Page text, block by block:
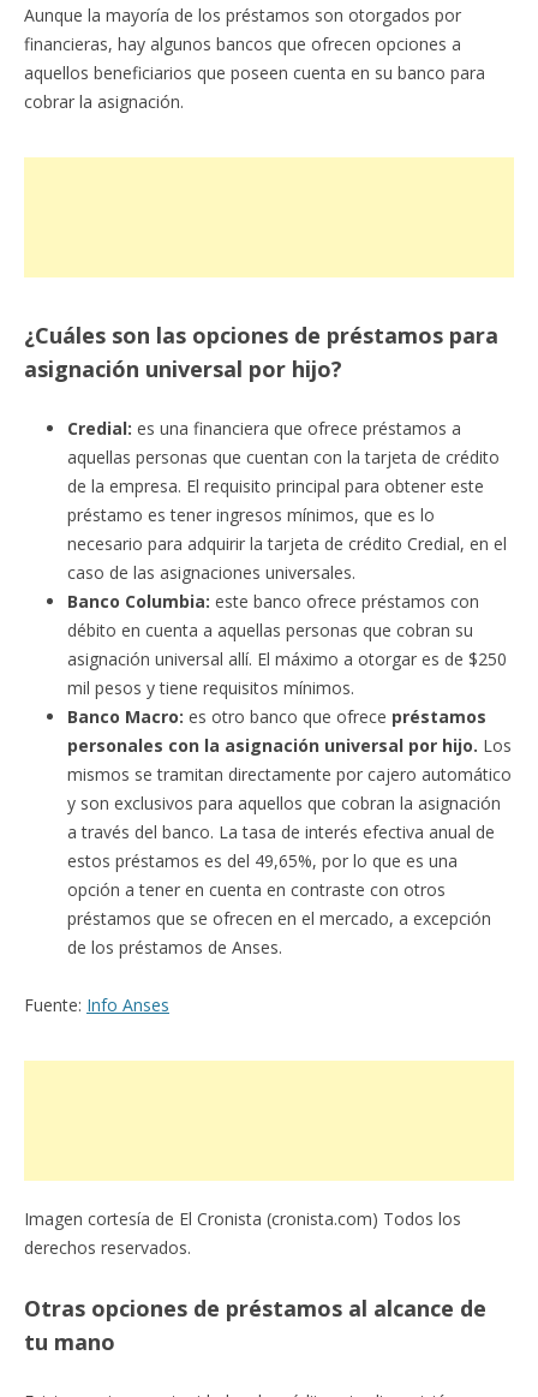
Aunque la mayoría de los préstamos son otorgados por
financieras, hay algunos bancos que ofrecen opciones a
aquellos beneficiarios que poseen cuenta en su banco para
cobrar la asignación.
¿Cuáles son las opciones de préstamos para
asignación universal por hijo?
Credial: es una financiera que ofrece préstamos a
aquellas personas que cuentan con la tarjeta de crédito
de la empresa. El requisito principal para obtener este
préstamo es tener ingresos mínimos, que es lo
necesario para adquirir la tarjeta de crédito Credial, en el
caso de las asignaciones universales.
Banco Columbia: este banco ofrece préstamos con
débito en cuenta a aquellas personas que cobran su
asignación universal allí. El máximo a otorgar es de $250
mil pesos y tiene requisitos mínimos.
Banco Macro: es otro banco que ofrece préstamos
personales con la asignación universal por hijo. Los
mismos se tramitan directamente por cajero automático
y son exclusivos para aquellos que cobran la asignación
a través del banco. La tasa de interés efectiva anual de
estos préstamos es del 49,65%, por lo que es una
opción a tener en cuenta en contraste con otros
préstamos que se ofrecen en el mercado, a excepción
de los préstamos de Anses.
Fuente: Info Anses
Imagen cortesía de El Cronista (cronista.com) Todos los
derechos reservados.
Otras opciones de préstamos al alcance de
tu mano